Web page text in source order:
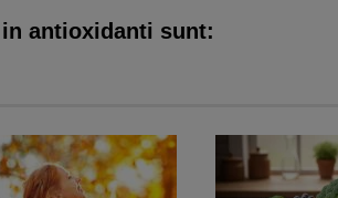
antioxidanti sunt: